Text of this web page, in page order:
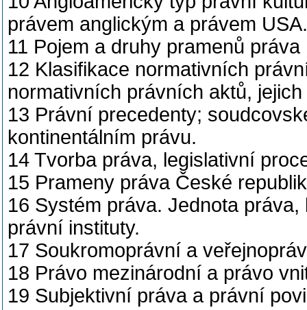
právem anglickým a právem USA.
11 Pojem a druhy pramenů práva
12 Klasifikace normativních
normativních právních aktů,
13 Právní precedenty;
kontinentálním právu.
14 Tvorba práva, legislativní
15 Prameny práva České
16 Systém práva. Jednota
právní instituty.
17 Soukromoprávní a
18 Právo mezinárodní a právo
19 Subjektivní práva a právní